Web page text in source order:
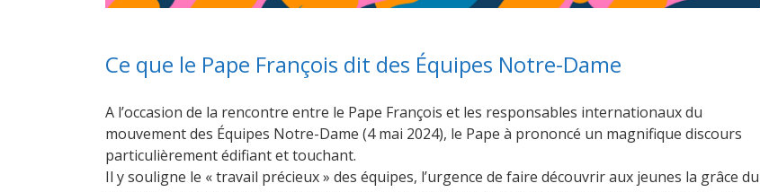
Ce que le Pape François dit des Équipes Notre-Dame
A l’occasion de la rencontre entre le Pape François et les responsables internationaux du
mouvement des Équipes Notre-Dame (4 mai 2024), le Pape à prononcé un magnifique discours
particulièrement édifiant et touchant.
Il y souligne le « travail précieux » des équipes, l’urgence de faire découvrir aux jeunes la grâce du